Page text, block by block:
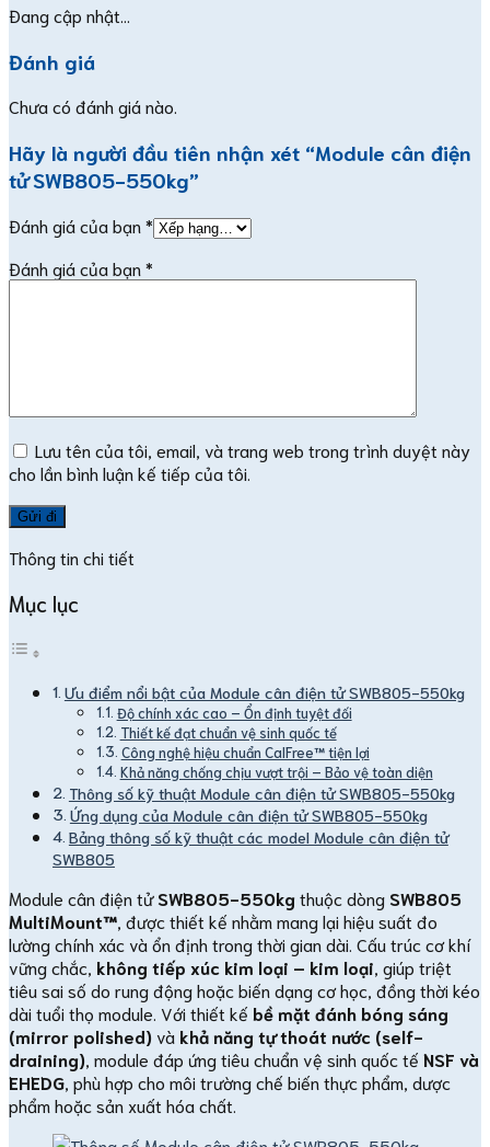
Đang cập nhật...
Đánh giá
Chưa có đánh giá nào.
Hãy là người đầu tiên nhận xét “Module cân điện
tử SWB805-550kg”
Đánh giá của bạn *
Đánh giá của bạn *
Lưu tên của tôi, email, và trang web trong trình duyệt này
cho lần bình luận kế tiếp của tôi.
Thông tin chi tiết
Mục lục
Ưu điểm nổi bật của Module cân điện tử SWB805-550kg
Độ chính xác cao – Ổn định tuyệt đối
Thiết kế đạt chuẩn vệ sinh quốc tế
Công nghệ hiệu chuẩn CalFree™ tiện lợi
Khả năng chống chịu vượt trội – Bảo vệ toàn diện
Thông số kỹ thuật Module cân điện tử SWB805-550kg
Ứng dụng của Module cân điện tử SWB805-550kg
Bảng thông số kỹ thuật các model Module cân điện tử
SWB805
Module cân điện tửSWB805-550kgthuộc dòng SWB805
MultiMount™ , được thiết kế nhằm mang lại hiệu suất đo
lường chính xác và ổn định trong thời gian dài. Cấu trúc cơ khí
vững chắc, không tiếp xúc kim loại – kim loại , giúp triệt
tiêu sai số do rung động hoặc biến dạng cơ học, đồng thời kéo
dài tuổi thọ module. Với thiết kế bề mặt đánh bóng sáng
(mirror polished) và khả năng tự thoát nước (self-
draining) , module đáp ứng tiêu chuẩn vệ sinh quốc tế NSF và
EHEDG , phù hợp cho môi trường chế biến thực phẩm, dược
phẩm hoặc sản xuất hóa chất.